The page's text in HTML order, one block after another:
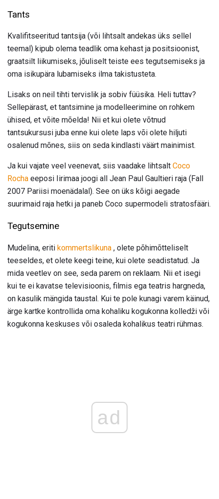
Tants
Kvalifitseeritud tantsija (või lihtsalt andekas üks sellel
teemal) kipub olema teadlik oma kehast ja positsioonist,
graatsilt liikumiseks, jõuliselt teiste ees tegutsemiseks ja
oma isikupära lubamiseks ilma takistusteta.
Lisaks on neil tihti tervislik ja sobiv füüsika. Heli tuttav?
Sellepärast, et tantsimine ja modelleerimine on rohkem
ühised, et võite mõelda! Nii et kui olete võtnud
tantsukursusi juba enne kui olete laps või olete hiljuti
osalenud mõnes, siis on seda kindlasti väärt mainimist.
Ja kui vajate veel veenevat, siis vaadake lihtsalt Coco
Rocha eeposi Iirimaa joogi all Jean Paul Gaultieri raja (Fall
2007 Pariisi moenädalal). See on üks kõigi aegade
suurimaid raja hetki ja paneb Coco supermodeli stratosfääri.
Tegutsemine
Mudelina, eriti kommertslikuna , olete põhimõtteliselt
teeseldes, et olete keegi teine, kui olete seadistatud. Ja
mida veetlev on see, seda parem on reklaam. Nii et isegi
kui te ei kavatse televisioonis, filmis ega teatris hargneda,
on kasulik mängida taustal. Kui te pole kunagi varem käinud,
ärge kartke kontrollida oma kohaliku kogukonna kolledži või
kogukonna keskuses või osaleda kohalikus teatri rühmas.
ad